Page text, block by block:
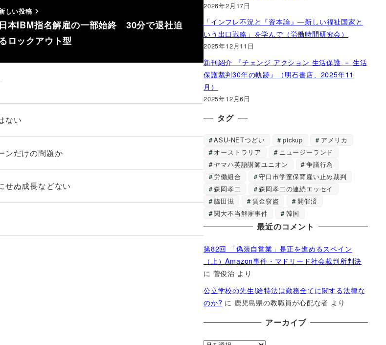
しい投稿
日本IBM指名解雇の一部始終 30分で退社迫
るロックアウト型
ない
ンだけの問題か
ぬ成長などない
2026年2月17日
「インフレ不況と『資本論』―新しい福祉国家と
いう出口戦略」を学んで（労働時間研究会）
2025年12月11日
新刊紹介 『チェンジ アクション 生活保護 － 生活
保護裁判30年の軌跡』（明石書店、2025年11
月）
2025年12月6日
タグ
ASU-NETつどい pickup
アメリカ
オーストラリア
ニュージーランド
ヤマハ英語講師ユニオン
争議行為
労働組合
守口市学童保育雇い止め裁判
森岡孝二
森岡孝二の連続エッセイ
脇田滋
賃金窃盗
開催済
関大不当解雇事件
韓国
最近のコメント
第82回 「偽装自営業」是正を進めるスペイン
（上）Amazon事件・マドリード社会裁判所判決
に 菅俊治 より
公立学校の先生!給特法は勤務全てに関する法律な
のか? に 鹿児島県の教職員が心配な者 より
アーカイブ